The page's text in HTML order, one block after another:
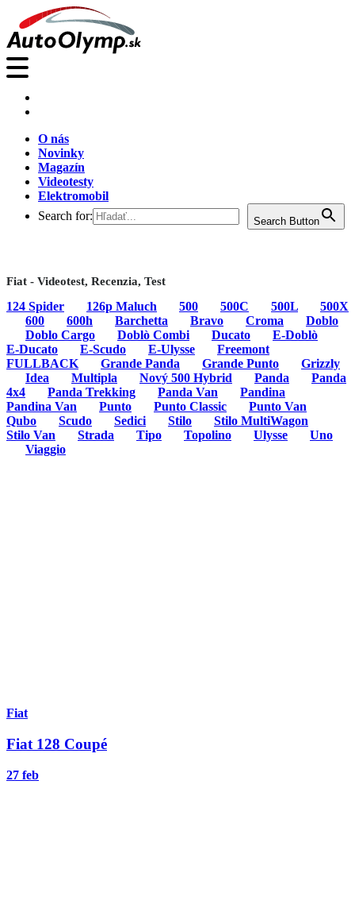
O nás
Novinky
Magazín
Videotesty
Elektromobil
Search for:
Search Button
Fiat - Videotest, Recenzia, Test
124 Spider 126p Maluch 500 500C 500L
500X
600
600h Barchetta Bravo Croma
Doblo
Doblo Cargo
Doblò Combi Ducato
E-Doblò
E-Ducato
E-Scudo E-Ulysse
Freemont
FULLBACK
Grande Panda Grande Punto
Grizzly
Idea
Multipla Nový 500 Hybrid Panda
Panda
4x4
Panda Trekking Panda Van
Pandina
Pandina Van
Punto Punto Classic
Punto Van
Qubo
Scudo Sedici Stilo
Stilo MultiWagon
Stilo Van
Strada Tipo Topolino Ulysse
Uno
Viaggio
Fiat
Fiat 128 Coupé
27 feb